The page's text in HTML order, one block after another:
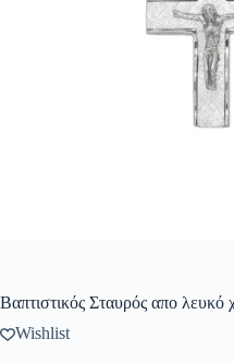
Βαπτιστικός Σταυρός απο
Wishlist